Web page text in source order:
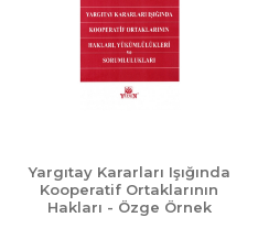
Yargıtay Kararları Işığında
Kooperatif Ortaklarının
Hakları - Özge Örnek